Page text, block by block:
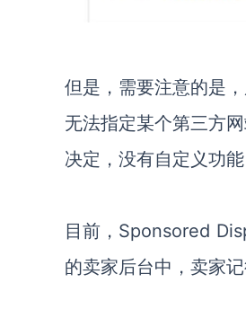
但是，需要注意的是
无法指定某个第三方
决定，没有自定义功能
目前，Sponsored
的卖家后台中，卖家